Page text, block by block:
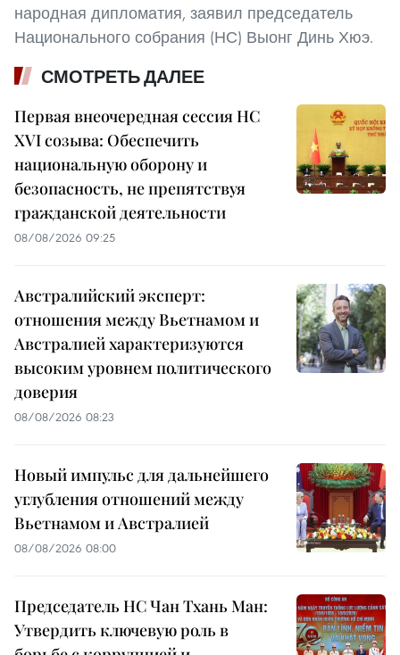
народная дипломатия, заявил председатель
Национального собрания (НС) Выонг Динь Хюэ.
СМОТРЕТЬ ДАЛЕЕ
Первая внеочередная сессия НС
XVI созыва: Обеспечить
национальную оборону и
безопасность, не препятствуя
гражданской деятельности
08/08/2026 09:25
Австралийский эксперт:
отношения между Вьетнамом и
Австралией характеризуются
высоким уровнем политического
доверия
08/08/2026 08:23
Новый импульс для дальнейшего
углубления отношений между
Вьетнамом и Австралией
08/08/2026 08:00
Председатель НС Чан Тхань Ман:
Утвердить ключевую роль в